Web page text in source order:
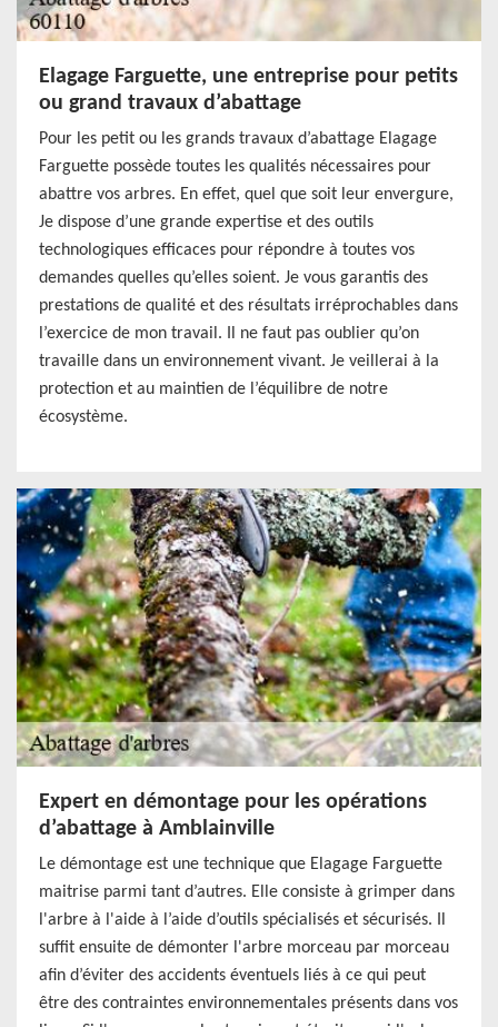
Elagage Farguette, une entreprise pour petits
ou grand travaux d’abattage
Pour les petit ou les grands travaux d’abattage Elagage
Farguette possède toutes les qualités nécessaires pour
abattre vos arbres. En effet, quel que soit leur envergure,
Je dispose d’une grande expertise et des outils
technologiques efficaces pour répondre à toutes vos
demandes quelles qu’elles soient. Je vous garantis des
prestations de qualité et des résultats irréprochables dans
l’exercice de mon travail. Il ne faut pas oublier qu’on
travaille dans un environnement vivant. Je veillerai à la
protection et au maintien de l’équilibre de notre
écosystème.
Expert en démontage pour les opérations
d’abattage à Amblainville
Le démontage est une technique que Elagage Farguette
maitrise parmi tant d’autres. Elle consiste à grimper dans
l'arbre à l'aide à l’aide d’outils spécialisés et sécurisés. Il
suffit ensuite de démonter l'arbre morceau par morceau
afin d’éviter des accidents éventuels liés à ce qui peut
être des contraintes environnementales présents dans vos